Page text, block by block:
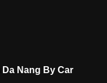
Da Nang By Car